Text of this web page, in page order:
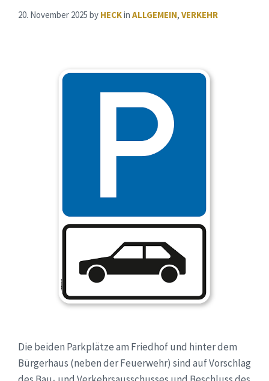
20. November 2025 by HECKin ALLGEMEIN, VERKEHR
Die beiden Parkplätze am Friedhof und hinter dem
Bürgerhaus (neben der Feuerwehr) sind auf Vorschlag